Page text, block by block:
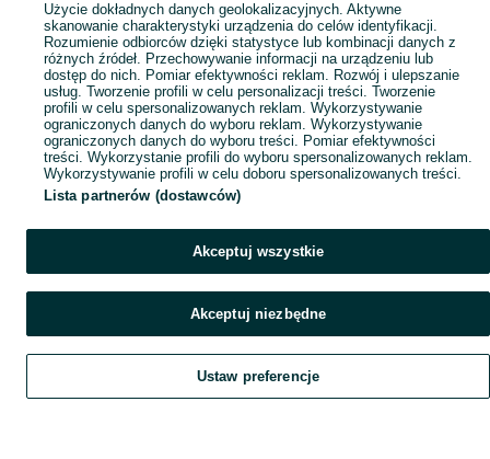
Szukaj Obserwujesz Dodaj Czat Konto
Użycie dokładnych danych geolokalizacyjnych. Aktywne
skanowanie charakterystyki urządzenia do celów identyfikacji.
Rozumienie odbiorców dzięki statystyce lub kombinacji danych z
różnych źródeł. Przechowywanie informacji na urządzeniu lub
dostęp do nich. Pomiar efektywności reklam. Rozwój i ulepszanie
usług. Tworzenie profili w celu personalizacji treści. Tworzenie
profili w celu spersonalizowanych reklam. Wykorzystywanie
ograniczonych danych do wyboru reklam. Wykorzystywanie
ograniczonych danych do wyboru treści. Pomiar efektywności
treści. Wykorzystanie profili do wyboru spersonalizowanych reklam.
Wykorzystywanie profili w celu doboru spersonalizowanych treści.
Lista partnerów (dostawców)
Akceptuj wszystkie
Akceptuj niezbędne
Ustaw preferencje